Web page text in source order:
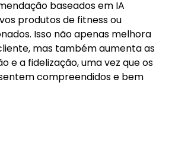
baseados em IA
produtos de fitness ou
Isso não apenas melhora
mas também aumenta as
e a fidelização, uma vez que os
compreendidos e bem